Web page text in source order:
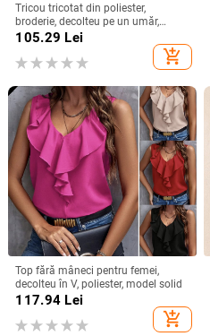
Tricou tricotat din poliester,
broderie, decolteu pe un umăr,
mâneci raglan, croială slim
105.29 Lei
add_shopping_cart
Top fără mâneci pentru femei,
decolteu în V, poliester, model solid
117.94 Lei
add_shopping_cart